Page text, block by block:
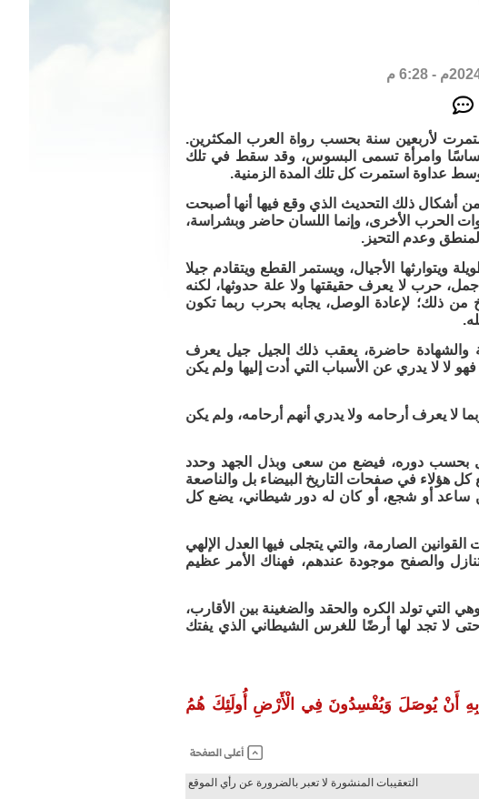
لأربعين سنة بحسب رواة العرب المكثرين.
وامرأة تسمى البسوس، وقد سقط في تلك
عداوة استمرت كل تلك المدة الزمنية.
ذلك التحديث الذي وقع فيها أنها أصبحت
الحرب الأخرى، وإنما اللسان حاضر وبشراسة،
وعدم التحيز.
الأجيال، ويستمر القطع ويتقادم جيلا
حرب لا يعرف حقيقتها ولا علة حدوثها، لكنه
من ذلك؛ لإعادة الوصل، يجابه بحرب ربما تكون
والشهادة حاضرة، يعقب ذلك الجيل جيل يعرف
لا لا يدري عن الأسباب التي أدت إليها ولم يكن
لا يعرف أرحامه ولا يدري أنهم أرحامه، ولم يكن
كل بحسب دوره، فيضع من سعى وبذل الجهد وحدد
كل هؤلاء في صفحات التاريخ البيضاء بل والناصعة
ساعد أو شجع، أو كان له دور شيطاني، يضع كل
الصارمة، والتي يتجلى فيها العدل الإلهي
والصفح موجودة عندهم، فهناك الأمر عظيم
تولد الكره والحقد والضغينة بين الأقارب،
لا تجد لها أرضًا للغرس الشيطاني الذي يفتك
بِهِ أَنْ يُوصَلَ وَيُفْسِدُونَ فِي الْأَرْضِ أُولَئِكَ هُمُ
التعقيبات المنشورة لا تعبر بالضرورة عن رأي الموقع